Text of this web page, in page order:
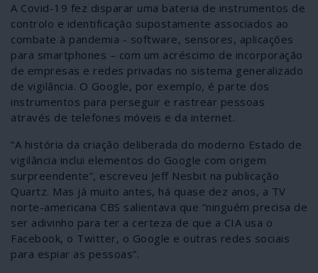
A Covid-19 fez disparar uma bateria de instrumentos de
controlo e identificação supostamente associados ao
combate à pandemia - software, sensores, aplicações
para smartphones – com um acréscimo de incorporação
de empresas e redes privadas no sistema generalizado
de vigilância. O Google, por exemplo, é parte dos
instrumentos para perseguir e rastrear pessoas
através de telefones móveis e da internet.
“A história da criação deliberada do moderno Estado de
vigilância inclui elementos do Google com origem
surpreendente”, escreveu Jeff Nesbit na publicação
Quartz. Mas já muito antes, há quase dez anos, a TV
norte-americana CBS salientava que “ninguém precisa de
ser adivinho para ter a certeza de que a CIA usa o
Facebook, o Twitter, o Google e outras redes sociais
para espiar as pessoas”.